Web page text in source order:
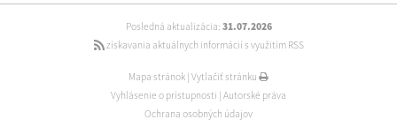
Posledná aktualizácia: 31.07.2026
získavania aktuálnych informácií s využitím RSS
Mapa stránok Vytlačiť stránku
Vyhlásenie o prístupnosti Autorské práva
Ochrana osobných údajov